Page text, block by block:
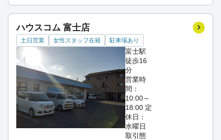
ハウスコム 富士店
土日営業 女性スタッフ在籍 駐車場あり
富士駅
徒歩16
分
営業時
間：
10:00～
18:00 定
休日：
水曜日
取引態